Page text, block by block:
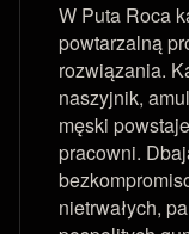
W Puta Roca
powtarzalną
rozwiązania.
naszyjnik,
męski
pracowni.
nietrwałych,